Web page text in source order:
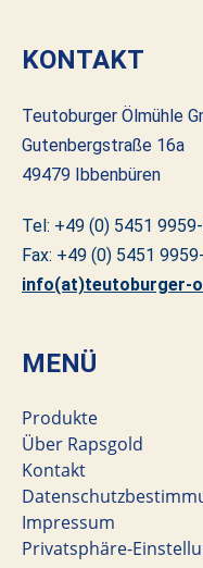
KONTAKT
Teutoburger Ölmühle
Gutenbergstraße 16a
49479 Ibbenbüren
Tel: +49 (0) 5451
Fax: +49 (0) 5451
info(at)teutoburger-
MENÜ
Produkte
Über Rapsgold
Kontakt
Impressum
Privatsphäre-